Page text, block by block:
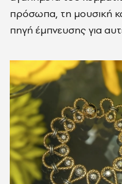
πρόσωπα, τη μουσική
πηγή έμπνευσης για